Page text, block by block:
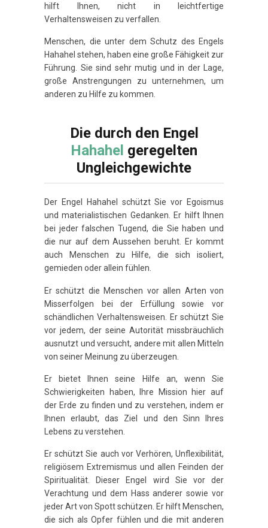
hilft Ihnen, nicht in leichtfertige
Verhaltensweisen zu verfallen.
Menschen, die unter dem Schutz des Engels
Hahahel stehen, haben eine große Fähigkeit zur
Führung. Sie sind sehr mutig und in der Lage,
große Anstrengungen zu unternehmen, um
anderen zu Hilfe zu kommen.
Die durch den Engel
Hahahel geregelten
Ungleichgewichte
Der Engel Hahahel schützt Sie vor Egoismus
und materialistischen Gedanken. Er hilft Ihnen
bei jeder falschen Tugend, die Sie haben und
die nur auf dem Aussehen beruht. Er kommt
auch Menschen zu Hilfe, die sich isoliert,
gemieden oder allein fühlen.
Er schützt die Menschen vor allen Arten von
Misserfolgen bei der Erfüllung sowie vor
schändlichen Verhaltensweisen. Er schützt Sie
vor jedem, der seine Autorität missbräuchlich
ausnutzt und versucht, andere mit allen Mitteln
von seiner Meinung zu überzeugen.
Er bietet Ihnen seine Hilfe an, wenn Sie
Schwierigkeiten haben, Ihre Mission hier auf
der Erde zu finden und zu verstehen, indem er
Ihnen erlaubt, das Ziel und den Sinn Ihres
Lebens zu verstehen.
Er schützt Sie auch vor Verhören, Unflexibilität,
religiösem Extremismus und allen Feinden der
Spiritualität. Dieser Engel wird Sie vor der
Verachtung und dem Hass anderer sowie vor
jeder Art von Spott schützen. Er hilft Menschen,
die sich als Opfer fühlen und die mit anderen